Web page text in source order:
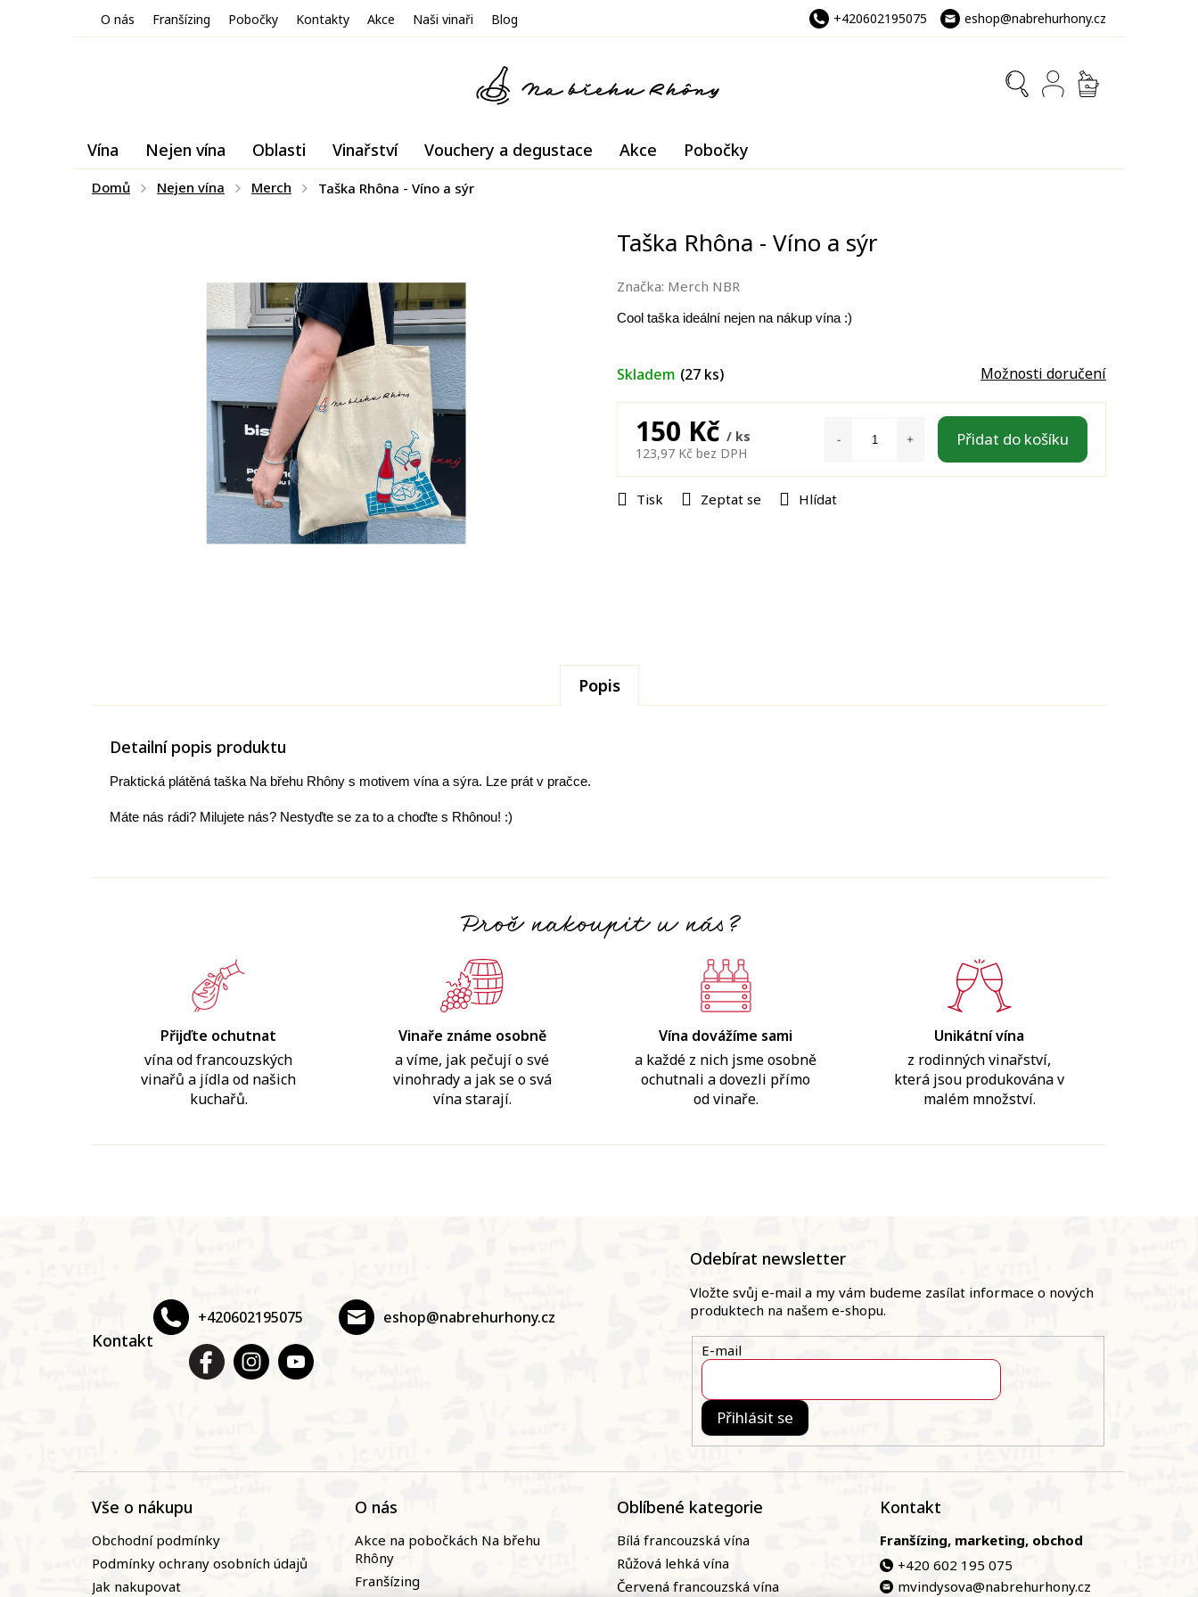
+420602195075 eshop@nabrehurhony.cz
O nás Franšízing Pobočky Kontakty Akce Naši vinaři Blog
NÁKUPNÍ
KOŠÍK
Vína Nejen vína Oblasti Vinařství Vouchery a degustace Akce Pobočky
Domů Nejen vína Merch Taška Rhôna - Víno a sýr
Cool taška ideální nejen na nákup vína :)
Tisk Zeptat se Hlídat
Možnosti doručení
Skladem (27 ks)
150 Kč / ks
123,97 Kč bez DPH
Přidat do košíku
Taška Rhôna - Víno a sýr
Značka: Merch NBR
Proč nakoupit u nás?
Přijďte ochutnat
vína od francouzských
vinařů a jídla od našich
kuchařů.
Vinaře známe osobně
a víme, jak pečují o své
vinohrady a jak se o svá
vína starají.
Vína dovážíme sami
a každé z nich jsme osobně
ochutnali a dovezli přímo
od vinaře.
Unikátní vína
z rodinných vinařství,
která jsou produkována v
malém množství.
Popis
Detailní popis produktu
Praktická plátěná taška Na břehu Rhôny s motivem vína a sýra. Lze prát v pračce.
Máte nás rádi? Milujete nás? Nestyďte se za to a choďte s Rhônou! :)
Kontakt
eshop@nabrehurhony.cz
+420602195075
Odebírat newsletter
Vložte svůj e-mail a my vám budeme zasílat informace o nových
produktech na našem e-shopu.
E-mail
Přihlásit se
Vše o nákupu
Obchodní podmínky
Podmínky ochrany osobních údajů
Jak nakupovat
O nás
Akce na pobočkách Na břehu
Rhôny
Franšízing
Oblíbené kategorie
Bílá francouzská vína
Růžová lehká vína
Červená francouzská vína
Kontakt
Franšízing, marketing, obchod
+420 602 195 075
mvindysova@nabrehurhony.cz